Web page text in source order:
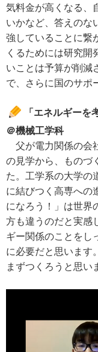
気料金が高くなる、
いかなど、答えのな
強していることに繋
くるためには研究開
いことは予算が削減
で、さらに国のサポ
「エネルギー
＠機械工学科
父が電力関係の会
の見学から、ものづ
た。工学系の大学の
に結びつく高専への
になろう！」は世界
方も違うのだと実感
ギー関係のことをし
に必要だと思います
まずつくろうと思い